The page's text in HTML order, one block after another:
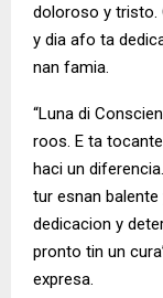
doloroso y tristo.
y dia afo ta
nan famia.
“Luna di
roos. E ta
haci un
tur esnan
dedicacion y
pronto tin un
expresa.